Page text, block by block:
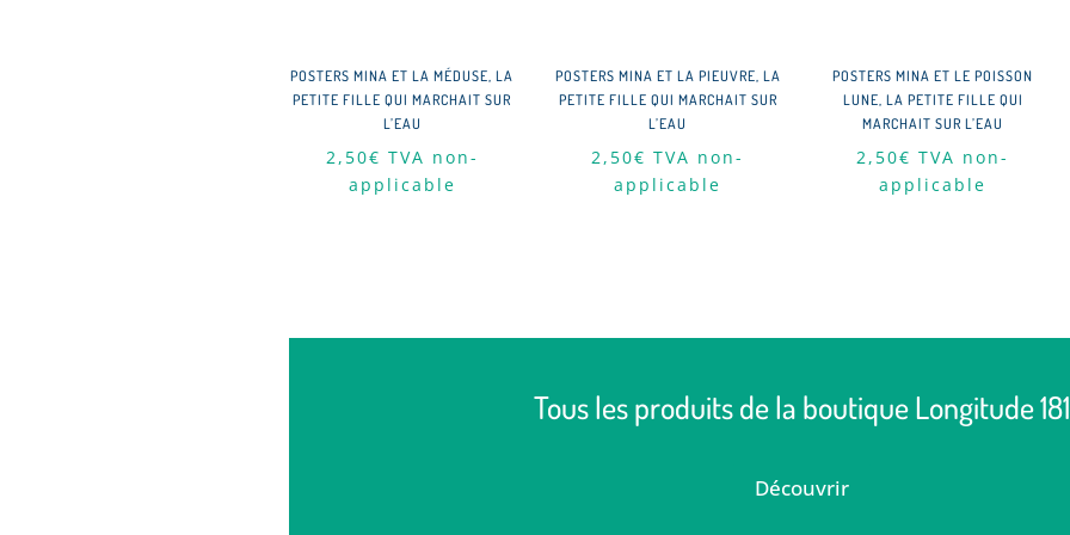
POSTERS MINA ET LA MÉDUSE, LA
PETITE FILLE QUI MARCHAIT SUR
L’EAU
2,50€ TVA non-
applicable
POSTERS MINA ET LA PIEUVRE, LA
PETITE FILLE QUI MARCHAIT SUR
L’EAU
2,50€ TVA non-
applicable
POSTERS MINA ET LE POISSON
LUNE, LA PETITE FILLE QUI
MARCHAIT SUR L’EAU
2,50€ TVA non-
applicable
Tous les produits de la boutique Longitude 181
Découvrir